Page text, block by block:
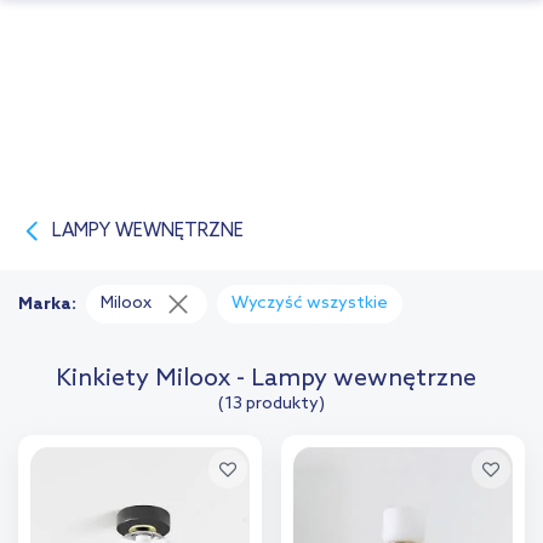
LAMPY WEWNĘTRZNE
Kinkiety Miloox - Lampy wewnętrzne
(13 produkty)
Marka: Miloox Wyczyść wszystkie